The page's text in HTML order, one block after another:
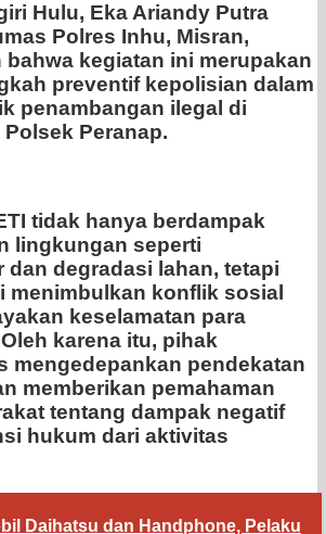
Hulu, Eka Ariandy Putra
Polres Inhu, Misran,
bahwa kegiatan ini merupakan
preventif kepolisian dalam
penambangan ilegal di
Peranap.
tidak hanya berdampak
lingkungan seperti
dan degradasi lahan, tetapi
menimbulkan konflik sosial
keselamatan para
karena itu, pihak
mengedepankan pendekatan
memberikan pemahaman
tentang dampak negatif
hukum dari aktivitas
Daihatsu dan Handphone, Pelaku